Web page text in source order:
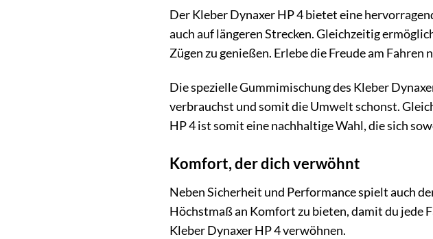
Der Kleber Dynaxer HP 4 bietet eine
auch auf längeren Strecken. Gleichzeitig
Zügen zu genießen. Erlebe die Freude am Fahren
Die spezielle Gummimischung des Kleber
verbrauchst und somit die Umwelt schonst.
HP 4 ist somit eine nachhaltige Wahl, die sich
Komfort, der dich verwöhnt
Neben Sicherheit und Performance spielt auch
Höchstmaß an Komfort zu bieten, damit du jede
Kleber Dynaxer HP 4 verwöhnen.